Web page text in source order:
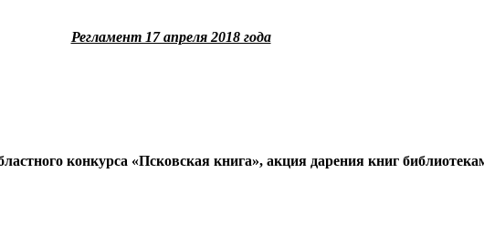
Регламент 17 апреля 2018 года
конкурса «Псковская книга», акция дарения книг